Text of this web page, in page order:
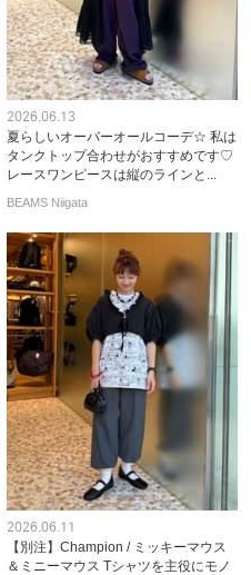
2026.06.13
夏らしいオーバーオールコーデ☆ 私は
タンクトップ合わせがおすすめです♡
レースワンピースは縦のラインと...
BEAMS Niigata
2026.06.11
【別注】Champion / ミッキーマウス
＆ミニーマウス Tシャツを主役にモノ